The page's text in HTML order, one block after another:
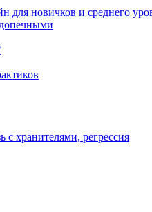
новичков и среднего
хранителями, регрессия